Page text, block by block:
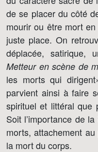
de se placer du côté
mourir ou être mort
juste place. On
déplacée, satirique,
Metteur en scène de
les morts qui
parvient ainsi à faire
spirituel et littéral que
Soit l’importance de
morts, attachement
la mort du corps.